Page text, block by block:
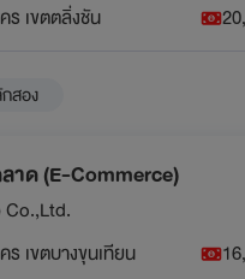
ร เขตตลิ่งชัน
สอง
าด (E-Commerce)
Co.,Ltd.
เขตบางขุนเทียน